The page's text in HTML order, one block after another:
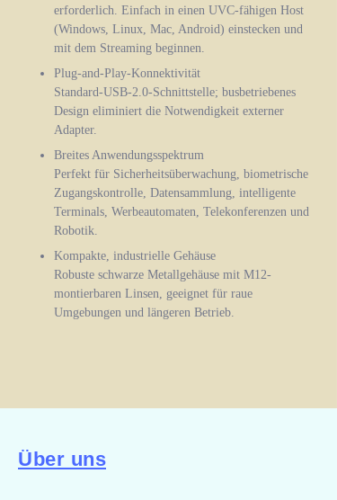
erforderlich. Einfach in einen UVC-fähigen Host
(Windows, Linux, Mac, Android) einstecken und
mit dem Streaming beginnen.
Plug‑and‑Play-Konnektivität
Standard-USB-2.0-Schnittstelle; busbetriebenes
Design eliminiert die Notwendigkeit externer
Adapter.
Breites Anwendungsspektrum
Perfekt für Sicherheitsüberwachung, biometrische
Zugangskontrolle, Datensammlung, intelligente
Terminals, Werbeautomaten, Telekonferenzen und
Robotik.
Kompakte, industrielle Gehäuse
Robuste schwarze Metallgehäuse mit M12-
montierbaren Linsen, geeignet für raue
Umgebungen und längeren Betrieb.
Über uns